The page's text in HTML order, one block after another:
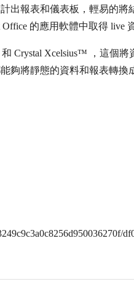
出報表和儀表板，輕易的將
的應用軟體中取得 live
Crystal Xcelsius™ ，這個
夠將靜態的資料和報表轉